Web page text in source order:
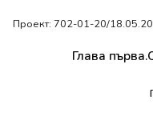
Проект: 702-01-20/
Глава